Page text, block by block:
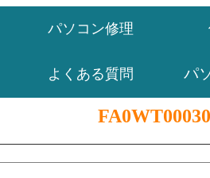
パソコン修理
よくある質問 パ